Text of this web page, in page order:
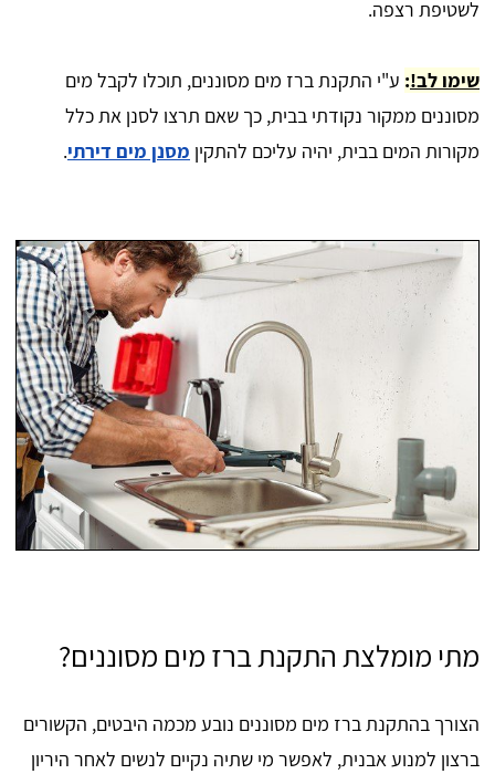
לשטיפת רצפה.
שימו לב!: ע"י התקנת ברז מים מסוננים, תוכלו לקבל מים
מסוננים ממקור נקודתי בבית, כך שאם תרצו לסנן את כלל
מקורות המים בבית, יהיה עליכם להתקין מסנן מים דירתי.
מתי מומלצת התקנת ברז מים מסוננים?
הצורך בהתקנת ברז מים מסוננים נובע מכמה היבטים, הקשורים
ברצון למנוע אבנית, לאפשר מי שתיה נקיים לנשים לאחר היריון